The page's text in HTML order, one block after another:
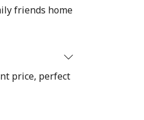
friends home
price, perfect